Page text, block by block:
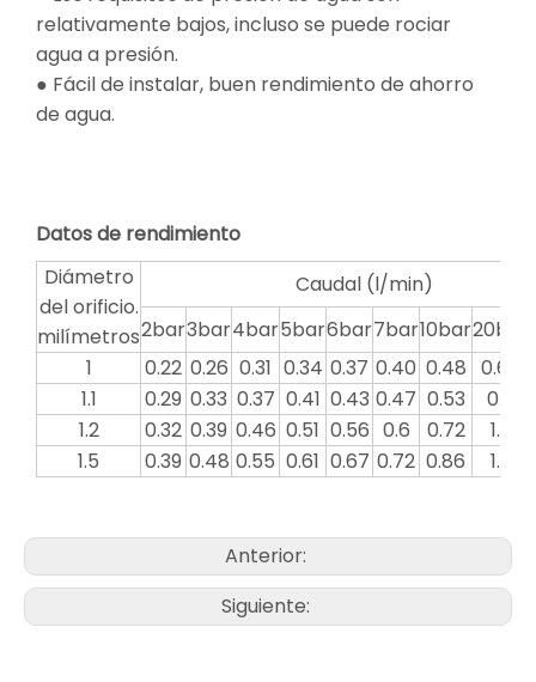
relativamente bajos, incluso se puede rociar
agua a presión.
● Fácil de instalar, buen rendimiento de ahorro
de agua.
Datos de rendimiento
Diámetro
del orificio.
milímetros
Caudal (l/min)
2bar3bar4bar5bar6bar7bar10bar20bar
1
0.22 0.26 0.31 0.34 0.37 0.40 0.48 0.68
1.1
0.29 0.33 0.37 0.41 0.43 0.47 0.53
0.7
1.2
0.32 0.39 0.46 0.51 0.56 0.6 0.72
1.0
1.5
0.39 0.48 0.55 0.61 0.67 0.72 0.86 1.3
Anterior:
Siguiente: